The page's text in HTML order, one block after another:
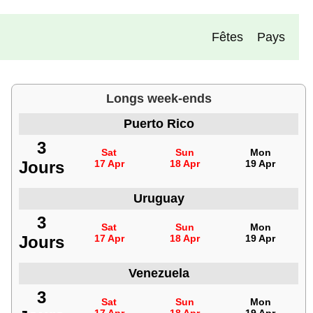
Fêtes Pays
Longs week-ends
Puerto Rico
3
Jours
Sat
17 Apr
Sun
18 Apr
Mon
19 Apr
Uruguay
3
Jours
Sat
17 Apr
Sun
18 Apr
Mon
19 Apr
Venezuela
3
Sat
Sun
Mon